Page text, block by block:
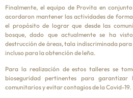
Finalmente, el equipo de Provita en
acordaron mantener las actividades de
el propósito de lograr que desde las
bosque, dado que actualmente se ha
destrucción de áreas, tala indiscriminada
incluso para la obtención de leña.
Para la realización de estos talleres se
bioseguridad pertinentes para
comunitarios y evitar contagios de la Covid-19.